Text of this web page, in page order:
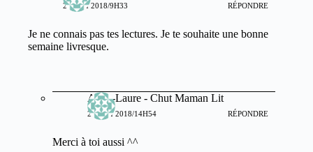
21 MAI 2018/9H33 RÉPONDRE
Je ne connais pas tes lectures. Je te souhaite une bonne
semaine livresque.
Anne-Laure - Chut Maman Lit
22 MAI 2018/14H54 RÉPONDRE
Merci à toi aussi ^^